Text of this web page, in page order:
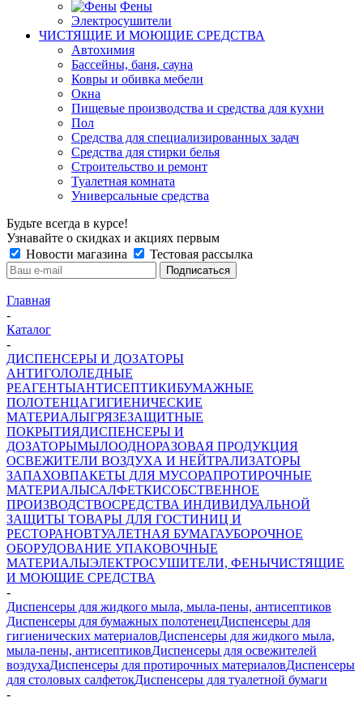
Фены
Электросушители
ЧИСТЯЩИЕ И МОЮЩИЕ СРЕДСТВА
Автохимия
Бассейны, баня, сауна
Ковры и обивка мебели
Окна
Пищевые производства и средства для кухни
Пол
Средства для специализированных задач
Средства для стирки белья
Строительство и ремонт
Туалетная комната
Универсальные средства
Будьте всегда в курсе!
Узнавайте о скидках и акциях первым
Новости магазина
Тестовая рассылка
Главная
-
Каталог
-
ДИСПЕНСЕРЫ И ДОЗАТОРЫ
АНТИГОЛОЛЕДНЫЕ
РЕАГЕНТЫАНТИСЕПТИКИБУМАЖНЫЕ
ПОЛОТЕНЦАГИГИЕНИЧЕСКИЕ
МАТЕРИАЛЫГРЯЗЕЗАЩИТНЫЕ
ПОКРЫТИЯДИСПЕНСЕРЫ И
ДОЗАТОРЫМЫЛООДНОРАЗОВАЯ ПРОДУКЦИЯ
ОСВЕЖИТЕЛИ ВОЗДУХА И НЕЙТРАЛИЗАТОРЫ
ЗАПАХОВПАКЕТЫ ДЛЯ МУСОРАПРОТИРОЧНЫЕ
МАТЕРИАЛЫСАЛФЕТКИСОБСТВЕННОЕ
ПРОИЗВОДСТВОСРЕДСТВА ИНДИВИДУАЛЬНОЙ
ЗАЩИТЫ ТОВАРЫ ДЛЯ ГОСТИНИЦ И
РЕСТОРАНОВТУАЛЕТНАЯ БУМАГАУБОРОЧНОЕ
ОБОРУДОВАНИЕ УПАКОВОЧНЫЕ
МАТЕРИАЛЫЭЛЕКТРОСУШИТЕЛИ, ФЕНЫЧИСТЯЩИЕ
И МОЮЩИЕ СРЕДСТВА
-
Диспенсеры для жидкого мыла, мыла-пены, антисептиков
Диспенсеры для бумажных полотенецДиспенсеры для
гигиенических материаловДиспенсеры для жидкого мыла,
мыла-пены, антисептиковДиспенсеры для освежителей
воздухаДиспенсеры для протирочных материаловДиспенсеры
для столовых салфетокДиспенсеры для туалетной бумаги
-